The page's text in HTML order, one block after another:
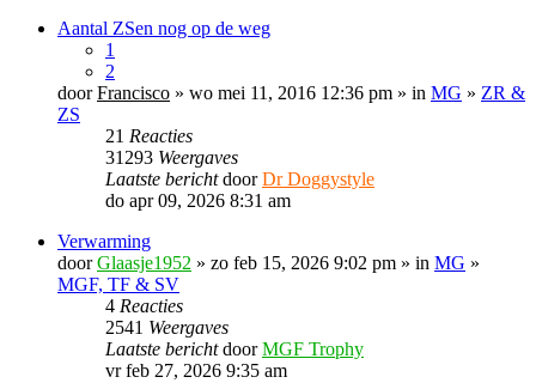
Aantal ZSen nog op de weg
1
2
doorFrancisco » wo mei 11, 2016 12:36 pm » in MG » ZR &
ZS
21 Reacties
31293 Weergaves
Laatste berichtdoorDr Doggystyle
do apr 09, 2026 8:31 am
Verwarming
doorGlaasje1952 » zo feb 15, 2026 9:02 pm » in MG »
MGF, TF & SV
4 Reacties
2541 Weergaves
Laatste berichtdoorMGF Trophy
vr feb 27, 2026 9:35 am